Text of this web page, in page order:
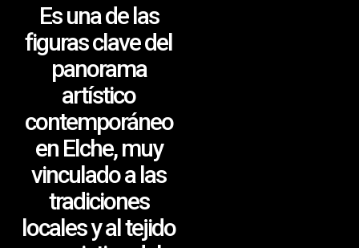
Es una de las
figuras clave del
panorama
artístico
contemporáneo
en Elche, muy
vinculado a las
tradiciones
locales y al tejido